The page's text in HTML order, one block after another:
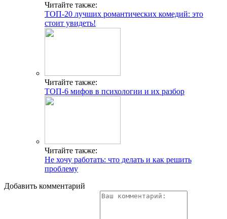
Читайте также:
ТОП-20 лучших романтических комедий: это
стоит увидеть!
Читайте также:
ТОП-6 мифов в психологии и их разбор
Читайте также:
Не хочу работать: что делать и как решить
проблему
Добавить комментарий